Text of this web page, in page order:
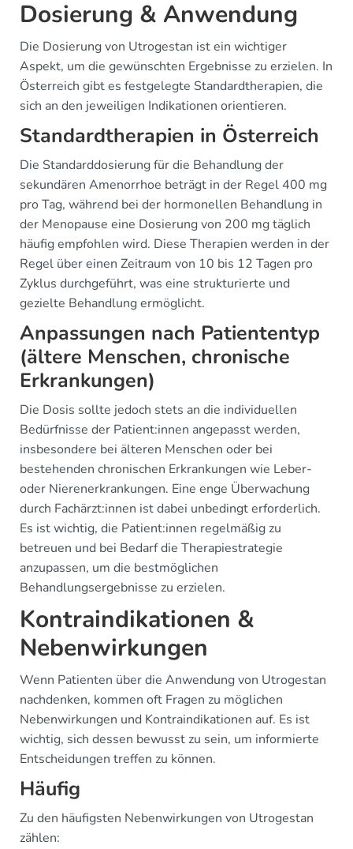
Dosierung & Anwendung
Die Dosierung von Utrogestan ist ein wichtiger
Aspekt, um die gewünschten Ergebnisse zu erzielen. In
Österreich gibt es festgelegte Standardtherapien, die
sich an den jeweiligen Indikationen orientieren.
Standardtherapien in Österreich
Die Standarddosierung für die Behandlung der
sekundären Amenorrhoe beträgt in der Regel 400 mg
pro Tag, während bei der hormonellen Behandlung in
der Menopause eine Dosierung von 200 mg täglich
häufig empfohlen wird. Diese Therapien werden in der
Regel über einen Zeitraum von 10 bis 12 Tagen pro
Zyklus durchgeführt, was eine strukturierte und
gezielte Behandlung ermöglicht.
Anpassungen nach Patiententyp
(ältere Menschen, chronische
Erkrankungen)
Die Dosis sollte jedoch stets an die individuellen
Bedürfnisse der Patient:innen angepasst werden,
insbesondere bei älteren Menschen oder bei
bestehenden chronischen Erkrankungen wie Leber-
oder Nierenerkrankungen. Eine enge Überwachung
durch Fachärzt:innen ist dabei unbedingt erforderlich.
Es ist wichtig, die Patient:innen regelmäßig zu
betreuen und bei Bedarf die Therapiestrategie
anzupassen, um die bestmöglichen
Behandlungsergebnisse zu erzielen.
Kontraindikationen &
Nebenwirkungen
Wenn Patienten über die Anwendung von Utrogestan
nachdenken, kommen oft Fragen zu möglichen
Nebenwirkungen und Kontraindikationen auf. Es ist
wichtig, sich dessen bewusst zu sein, um informierte
Entscheidungen treffen zu können.
Häufig
Zu den häufigsten Nebenwirkungen von Utrogestan
zählen: